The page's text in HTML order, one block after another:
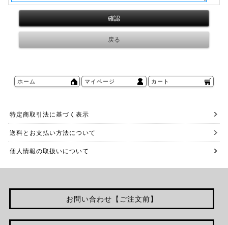
ホーム マイページ カート
特定商取引法に基づく表示
送料とお支払い方法について
個人情報の取扱いについて
お問い合わせ【ご注文前】